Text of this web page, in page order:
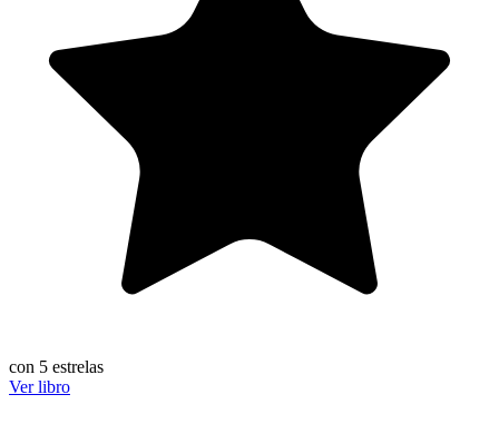
con 5 estrelas
Ver libro